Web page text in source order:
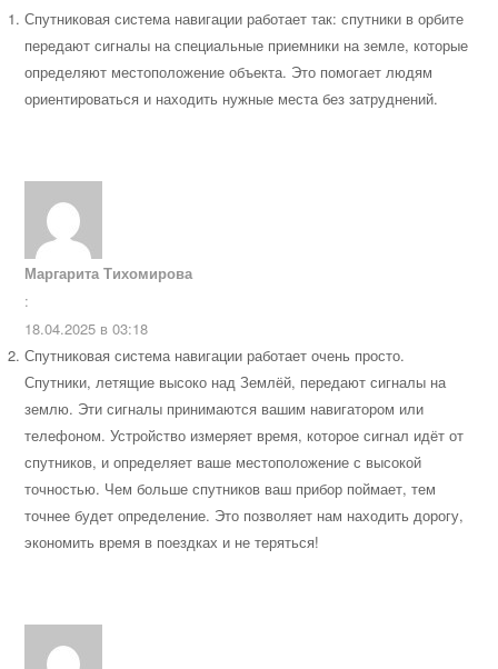
Спутниковая система навигации работает так: спутники в орбите
передают сигналы на специальные приемники на земле, которые
определяют местоположение объекта. Это помогает людям
ориентироваться и находить нужные места без затруднений.
Маргарита Тихомирова
:
18.04.2025 в 03:18
Спутниковая система навигации работает очень просто.
Спутники, летящие высоко над Землёй, передают сигналы на
землю. Эти сигналы принимаются вашим навигатором или
телефоном. Устройство измеряет время, которое сигнал идёт от
спутников, и определяет ваше местоположение с высокой
точностью. Чем больше спутников ваш прибор поймает, тем
точнее будет определение. Это позволяет нам находить дорогу,
экономить время в поездках и не теряться!